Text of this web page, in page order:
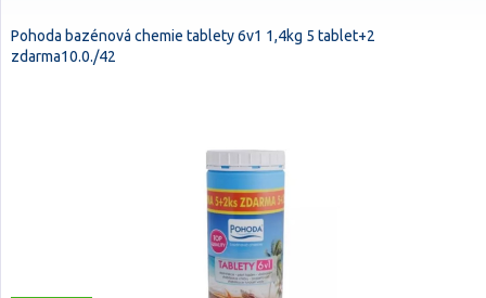
Pohoda bazénová chemie tablety 6v1 1,4kg 5 tablet+2
zdarma10.0./42